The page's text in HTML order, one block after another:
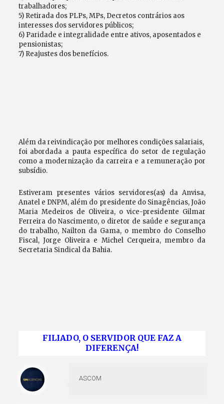
trabalhadores;
5) Retirada dos PLPs, MPs, Decretos contrários aos
interesses dos servidores públicos;
6) Paridade e integralidade entre ativos, aposentados e
pensionistas;
7) Reajustes dos benefícios.
Além da reivindicação por melhores condições salariais,
foi abordada a pauta específica do setor de regulação
como a modernização da carreira e a remuneração por
subsídio.
Estiveram presentes vários servidores(as) da Anvisa,
Anatel e DNPM, além do presidente do Sinagências, João
Maria Medeiros de Oliveira, o vice-presidente Gilmar
Ferreira do Nascimento, o diretor de saúde e segurança
do trabalho, Nailton da Gama, o membro do Conselho
Fiscal, Jorge Oliveira e Michel Cerqueira, membro da
Secretaria Sindical da Bahia.
FILIADO, O SERVIDOR QUE FAZ A
DIFERENÇA!
ASCOM